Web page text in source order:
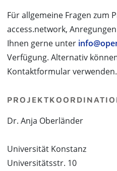
Für allgemeine Fragen zum
access.network,
Ihnen gerne unter
Verfügung. Alternativ
Kontaktformular verwenden.
Dr. Anja Oberländer
Universität Konstanz
Universitätsstr. 10